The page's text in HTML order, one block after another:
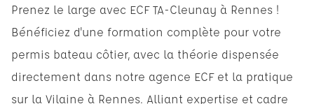
Prenez le large avec ECF TA-Cleunay à Rennes !
Bénéficiez d'une formation complète pour votre
permis bateau côtier, avec la théorie dispensée
directement dans notre agence ECF et la pratique
sur la Vilaine à Rennes. Alliant expertise et cadre